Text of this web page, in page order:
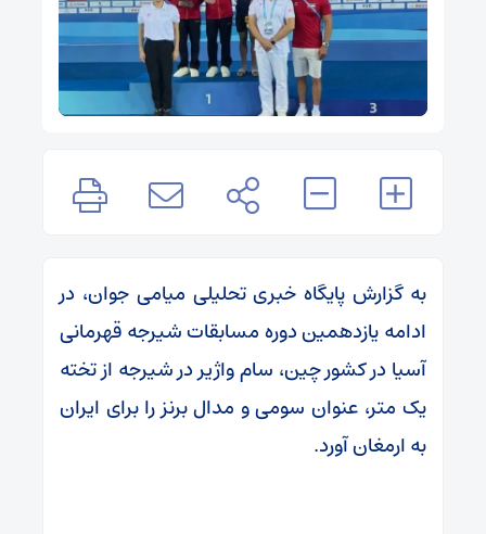
به گزارش پایگاه خبری تحلیلی میامی جوان، در
ادامه یازدهمین دوره مسابقات شیرجه قهرمانی
آسیا در کشور چین، سام واژیر در شیرجه از تخته
یک متر، عنوان سومی و مدال برنز را برای ایران
به ارمغان آورد.